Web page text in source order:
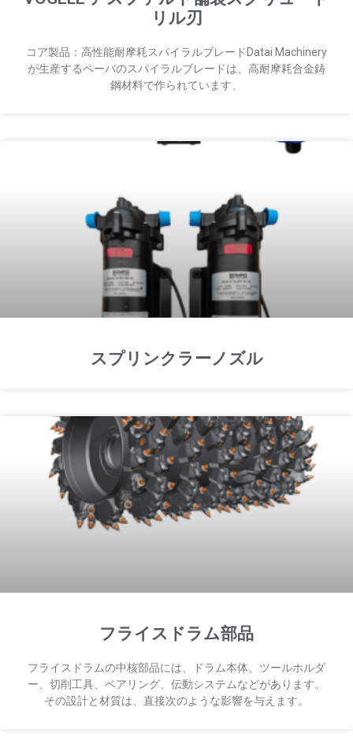
リル刃
コア製品：高性能耐摩耗スパイラルブレードDatai Machinery
が生産するペーバのスパイラルブレードは、高耐摩耗合金鋳
鋼材料で作られています、
スプリンクラーノズル
フライスドラム部品
フライスドラムの中核部品には、ドラム本体、ツールホルダ
ー、切削工具、ベアリング、伝動システムなどがあります。
その設計と材質は、直接次のような影響を与えます。